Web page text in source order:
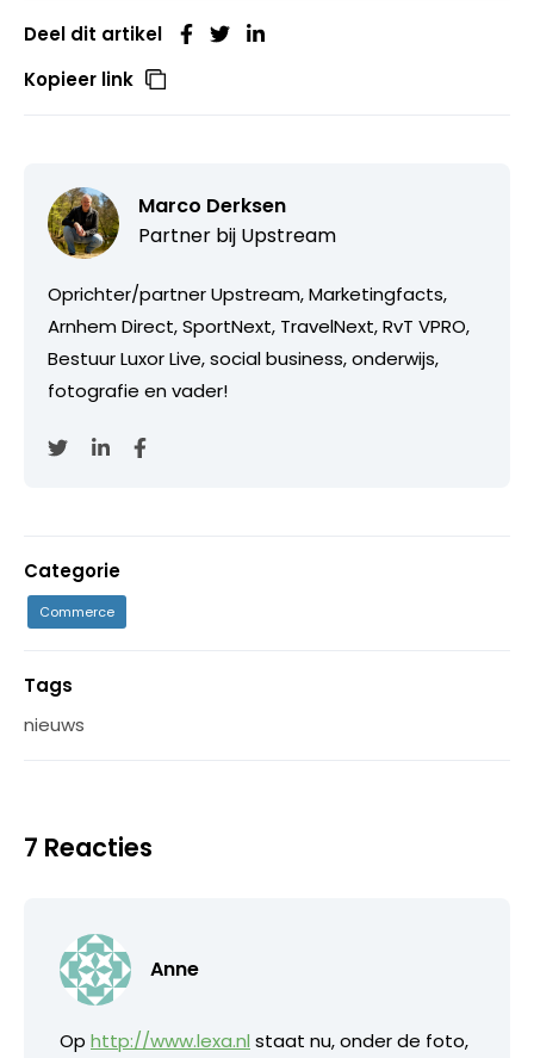
Deel dit artikel
Kopieer link
Marco Derksen
Partner bij Upstream
Oprichter/partner Upstream, Marketingfacts,
Arnhem Direct, SportNext, TravelNext, RvT VPRO,
Bestuur Luxor Live, social business, onderwijs,
fotografie en vader!
Categorie
Commerce
Tags
nieuws
7 Reacties
Anne
Op http://www.lexa.nl staat nu, onder de foto,